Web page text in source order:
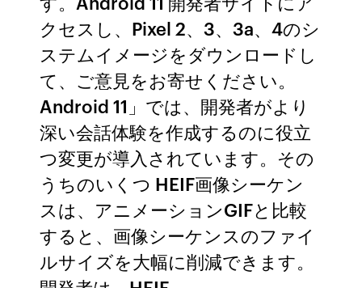
クセスし、Pixel 2、3、3a、4のシ
ステムイメージをダウンロードし
て、ご意見をお寄せください。
Android 11」では、開発者がより
深い会話体験を作成するのに役立
つ変更が導入されています。その
うちのいくつ HEIF画像シーケン
スは、アニメーションGIFと比較
すると、画像シーケンスのファイ
ルサイズを大幅に削減できます。